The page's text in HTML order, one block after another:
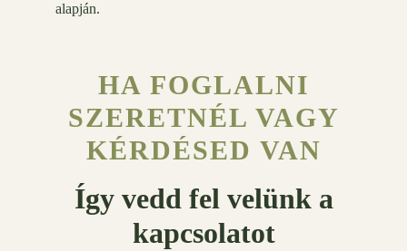
alapján.
HA FOGLALNI
SZERETNÉL VAGY
KÉRDÉSED VAN
Így vedd fel velünk a
kapcsolatot